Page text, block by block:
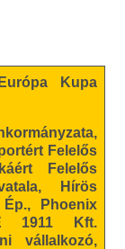
Kupa
Felelős
Felelős
Hírös
Phoenix
1911 Kft.
vállalkozó,